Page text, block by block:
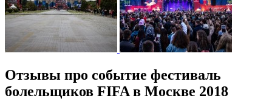
Отзывы про событие фестиваль
болельщиков FIFA в Москве 2018